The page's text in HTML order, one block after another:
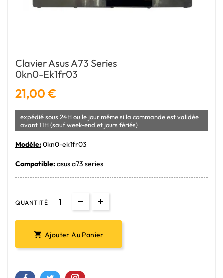
Clavier Asus A73 Series
0kn0-Ek1fr03
21,00 €
expédié sous 24H ou le jour même si la commande est validée
avant 11H (sauf week-end et jours fériés)
Modèle:0kn0-ek1fr03
Compatible:asus a73 series
QUANTITÉ
 Ajouter Au Panier